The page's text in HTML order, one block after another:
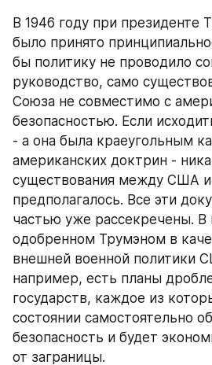
В 1946 году при президенте
было принято
бы политику не проводило
руководство, само
Союза не совместимо с
безопасностью. Если
- а она была краеугольным
американских доктрин -
существования между США
предполагалось. Все эти
частью уже рассекречены.
одобренном Трумэном в
внешней военной политики
например, есть планы
государств, каждое из
состоянии самостоятельно
безопасность и будет
от заграницы.